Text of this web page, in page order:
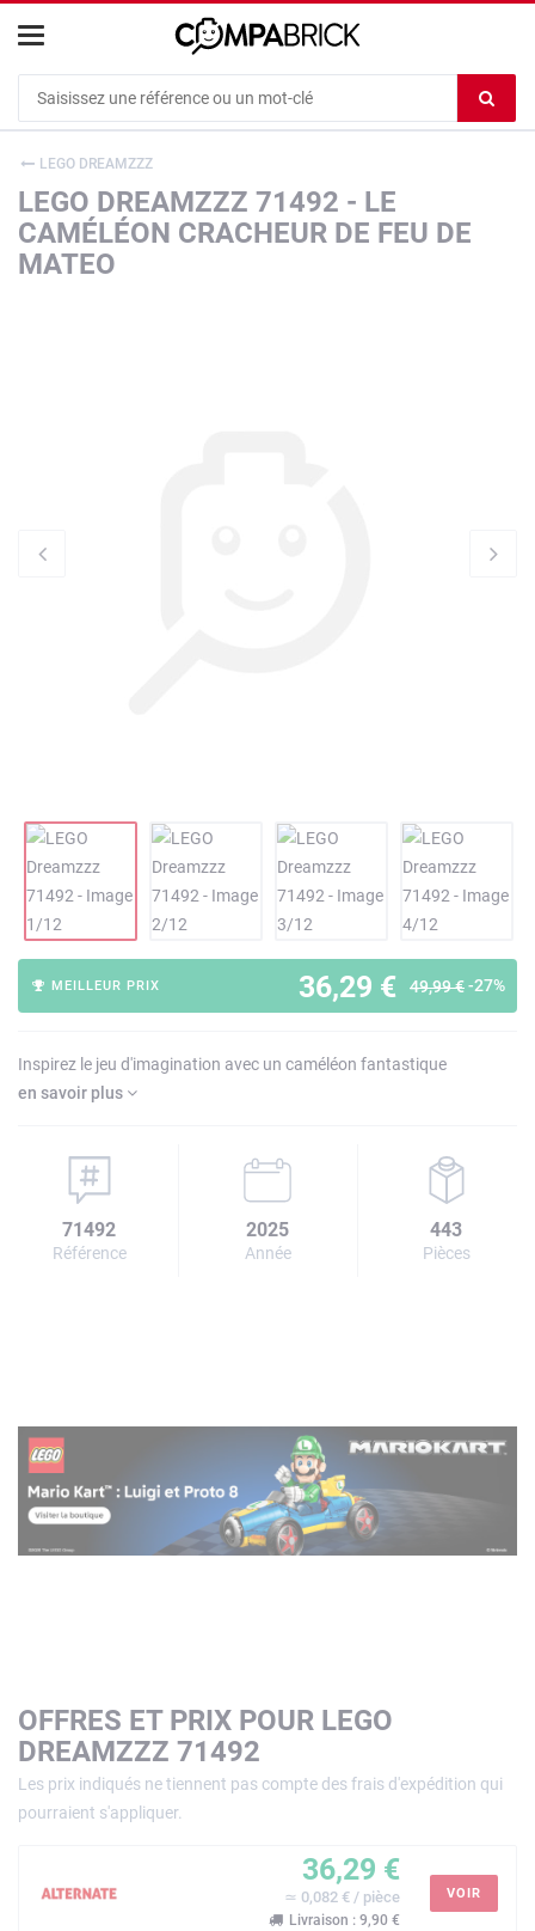
le
LEGO DREAMZZZ
LEGO DREAMZZZ 71492 - LE
CAMÉLÉON CRACHEUR DE FEU DE
MATEO
36,29 € 49,99 €-27%
MEILLEUR PRIX
Inspirez le jeu d'imagination avec un caméléon fantastique
en savoir plus
71492
Référence
2025
Année
443
Pièces
OFFRES ET PRIX POUR LEGO
DREAMZZZ 71492
Les prix indiqués ne tiennent pas compte des frais d'expédition qui
pourraient s'appliquer.
36,29 €
≃ 0,082 € / pièce
Livraison : 9,90 €
VOIR
Cookies management panel